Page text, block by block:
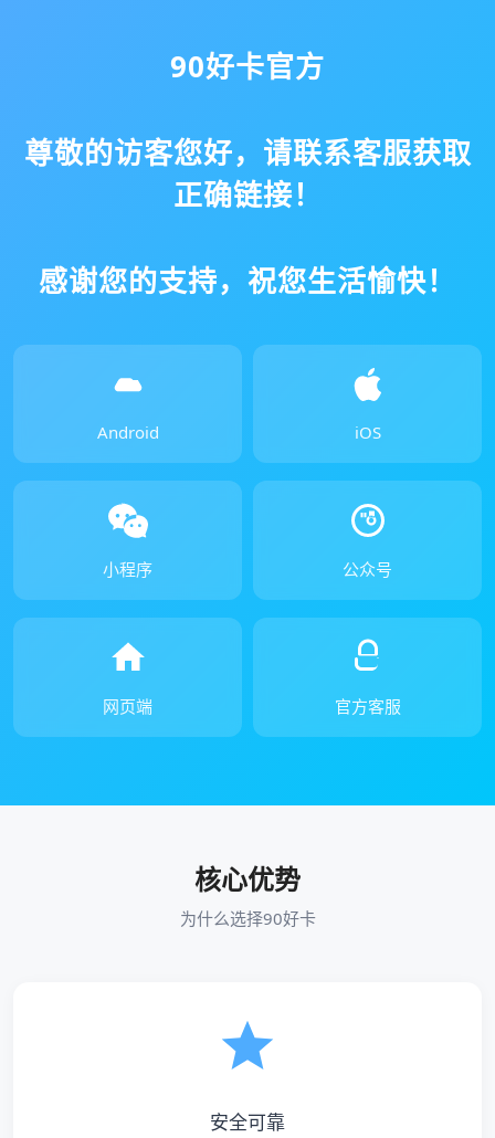
90好卡官方
尊敬的访客您好，请联系客服获取
正确链接！
感谢您的支持，祝您生活愉快！
Android iOS
小程序 公众号
网页端 官方客服
核心优势
为什么选择90好卡
安全可靠